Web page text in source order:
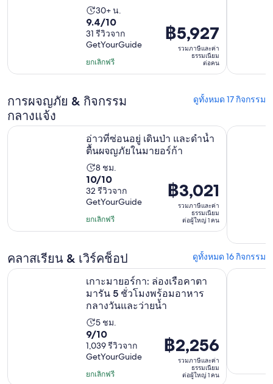
ระยะ
เวลา
กิจกรรม
30
30+ น.
9.4
จาก
10
โดย
31
รีวิว
9.4/10
31 รีวิวจาก
GetYourGuide
ยกเลิกฟรี
ราคา
฿5,927
฿5,927
รวมภาษีและค่า
ธรรมเนียม
ต่อคน
การผจญภัย & กิจกรรม
กลางแจ้ง
ดูทั้งหมด 17 กิจกรรม
อ่าวที่ซ่อนอยู่ เดินป่า และดำน้ำ
ตื้นผจญภัยในมายอร์ก้า
ระยะ
เวลา
กิจกรรม
8
8 ชม.
10.0
จาก
10
โดย
32
รีวิว
10/10
32 รีวิวจาก
GetYourGuide
ยกเลิกฟรี
ราคา
อยู่
฿3,021
คน
฿3,021
รวมภาษีและค่า
ธรรมเนียม
ต่อผู้ใหญ่ 1 คน
อ่าวที่ซ่อนอยู่ เดินป่า และดำน้ำตื้นผจญภัยในมายอร์ก้าปาล์มา: ทั
คลาสเรียน & เวิร์คช็อป ดูทั้งหมด 16 กิจกรรม
เกาะมายอร์กา: ล่องเรือคาตา
มารัน 5 ชั่วโมงพร้อมอาหาร
กลางวันและว่ายน้ำ
ระยะ
เวลา
กิจกรรม
5
5 ชม.
9.0
จาก
10
โดย
9/10
1,039 รีวิวจาก
GetYourGuide
ยกเลิกฟรี
ราคา
฿2,256
รวมภาษีและค่า
ธรรมเนียม
ต่อผู้ใหญ่ 1 คน
เกาะมายอร์กา: ล่องเรือคาตามารัน 5 ชั่วโมงพร้อมอาหารกลา
จากโคโล